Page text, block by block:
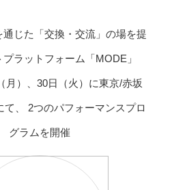
じた「交換・交流」の場を提
ラットフォーム「MODE」
月）、30日（火）に東京/赤坂
て、 2つのパフォーマンスプロ
グラムを開催